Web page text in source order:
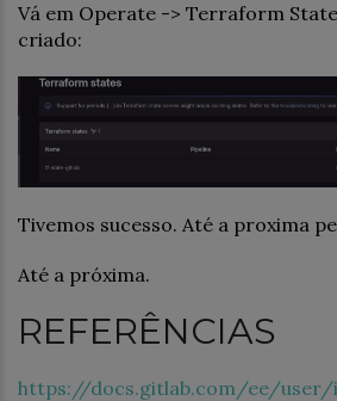
Vá em Operate -> Terraform
criado:
Tivemos sucesso. Até a proxima
Até a próxima.
REFERÊNCIAS
https://docs.gitlab.com/ee/